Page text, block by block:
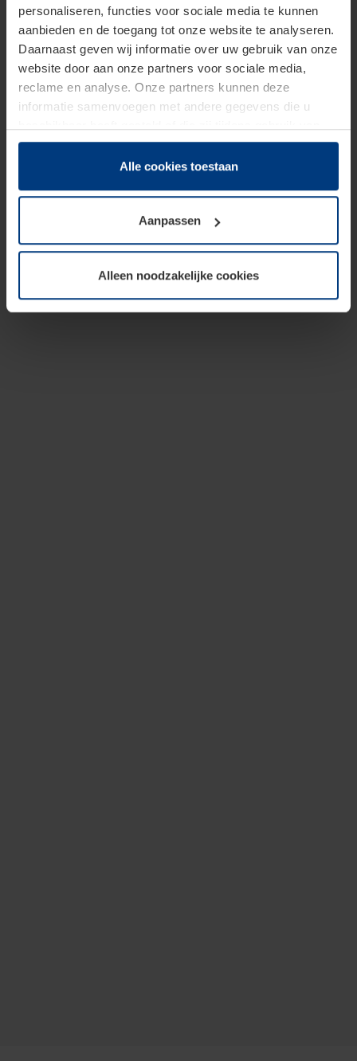
personaliseren, functies voor sociale media te kunnen
aanbieden en de toegang tot onze website te analyseren.
Daarnaast geven wij informatie over uw gebruik van onze
website door aan onze partners voor sociale media,
reclame en analyse. Onze partners kunnen deze
informatie samenvoegen met andere gegevens die u
hun diensten hebben verzameld.
Juridisch hebben wij het recht om cookies op uw
van deze pagina's absoluut vereist is. Voor alle andere
soorten cookies is uw toestemming benodigd. Uw
toestemming kunt u op elk moment bij de uitleg van de
wijzigen of herroepen.
Alle cookies toestaan
Aanpassen
Alleen noodzakelijke cookies